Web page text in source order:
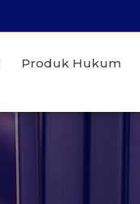
Produk Hukum